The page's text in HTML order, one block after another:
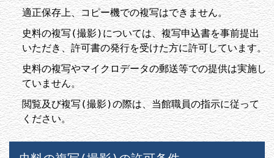
適正保存上、コピー機での複写はできません。
史料の複写(撮影)については、複写申込書を事前提出
いただき、許可書の発行を受けた方に許可しています。
史料の複写やマイクロデータの郵送等での提供は実施し
ていません。
閲覧及び複写(撮影)の際は、当館職員の指示に従って
ください。